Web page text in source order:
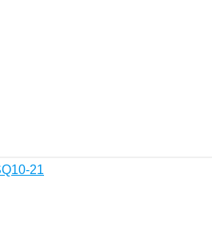
21